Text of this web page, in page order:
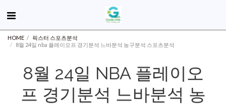
HOME
픽스터 스포츠분석
8월 24일 nba 플레이오프 경기분석 느바분석 농구분석 스포츠분석
8월 24일 NBA 플레이오
프 경기분석 느바분석 농